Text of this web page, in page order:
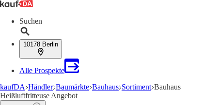
Suchen
10178 Berlin
Alle Prospekte
kaufDA Händler Baumärkte Bauhaus Sortiment Bauhaus
Heißluftfritteuse Angebot